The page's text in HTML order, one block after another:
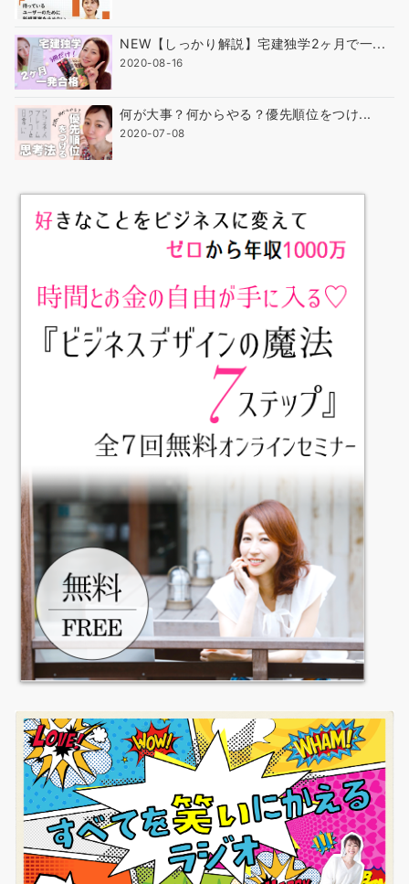
NEW【しっかり解説】宅建独学2ヶ月で一...
2020-08-16
何が大事？何からやる？優先順位をつけ...
2020-07-08